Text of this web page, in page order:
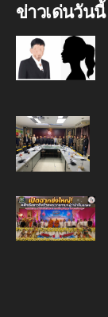
ข่าวเด่นวันนี้